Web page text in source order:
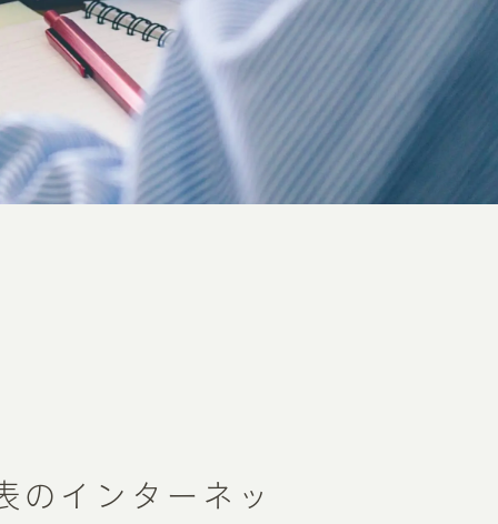
のインターネッ